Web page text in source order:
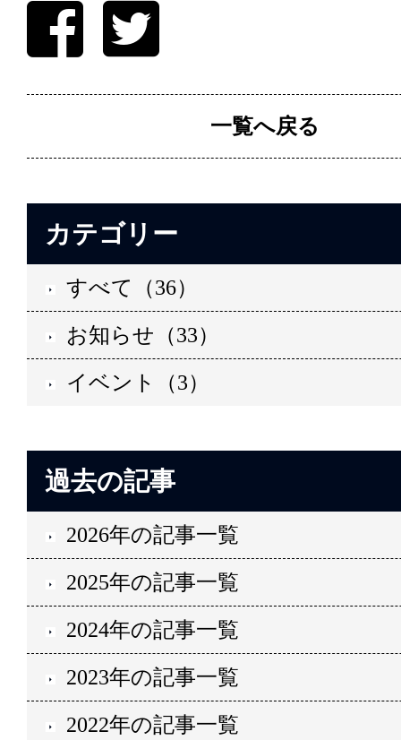
一覧へ戻る
カテゴリー
すべて（36）
お知らせ（33）
イベント（3）
過去の記事
2026年の記事一覧
2025年の記事一覧
2024年の記事一覧
2023年の記事一覧
2022年の記事一覧